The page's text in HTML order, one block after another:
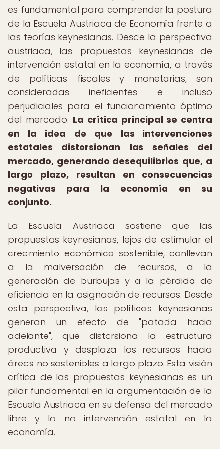
es fundamental para comprender la postura
de la Escuela Austriaca de Economía frente a
las teorías keynesianas. Desde la perspectiva
austriaca, las propuestas keynesianas de
intervención estatal en la economía, a través
de políticas fiscales y monetarias, son
consideradas ineficientes e incluso
perjudiciales para el funcionamiento óptimo
del mercado. La crítica principal se centra
en la idea de que las intervenciones
estatales distorsionan las señales del
mercado, generando desequilibrios que, a
largo plazo, resultan en consecuencias
negativas para la economía en su
conjunto.
La Escuela Austriaca sostiene que las
propuestas keynesianas, lejos de estimular el
crecimiento económico sostenible, conllevan
a la malversación de recursos, a la
generación de burbujas y a la pérdida de
eficiencia en la asignación de recursos. Desde
esta perspectiva, las políticas keynesianas
generan un efecto de "patada hacia
adelante", que distorsiona la estructura
productiva y desplaza los recursos hacia
áreas no sostenibles a largo plazo. Esta visión
crítica de las propuestas keynesianas es un
pilar fundamental en la argumentación de la
Escuela Austriaca en su defensa del mercado
libre y la no intervención estatal en la
economía.